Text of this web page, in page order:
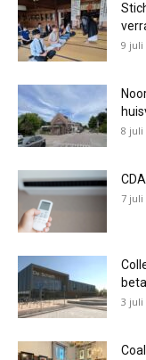
9 juli
8 juli
7 juli
3 juli